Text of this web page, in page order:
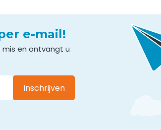
e-mail!
en ontvangt u
Inschrijven